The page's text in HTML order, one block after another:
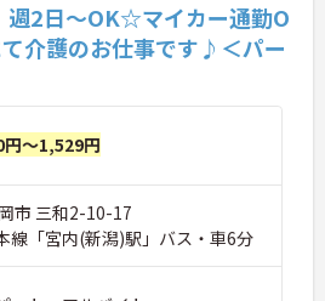
週2日～OK☆マイカー通勤O
介護のお仕事です♪＜パー
～1,529円
市 三和2-10-17
線「宮内(新潟)駅」バス・車6分